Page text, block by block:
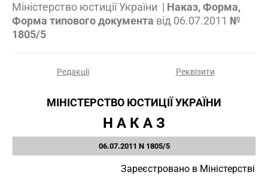
Міністерство юстиції України | Наказ, Форма,
Форма типового документа від 06.07.2011 №
1805/5
Редакції Реквізити
МІНІСТЕРСТВО ЮСТИЦІЇ УКРАЇНИ
Н А К А З
06.07.2011 N 1805/5
Зареєстровано в Міністерстві